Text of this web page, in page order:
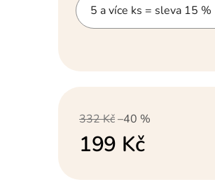
5 a více ks = sleva 15 %
332 Kč–40 %
199 Kč